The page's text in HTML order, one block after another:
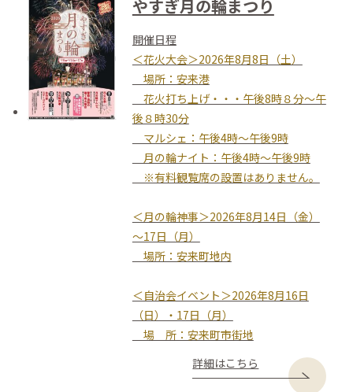
やすぎ月の輪まつり
開催日程
＜花火大会＞2026年8月8日（土）
場所：安来港
花火打ち上げ・・・午後8時８分～午
後８時30分
マルシェ：午後4時～午後9時
月の輪ナイト：午後4時～午後9時
※有料観覧席の設置はありません。
＜月の輪神事＞2026年8月14日（金）
～17日（月）
場所：安来町地内
＜自治会イベント＞2026年8月16日
（日）・17日（月）
場 所：安来町市街地
詳細はこちら